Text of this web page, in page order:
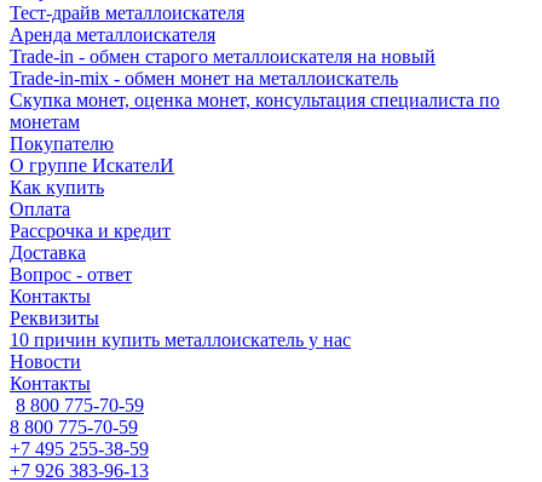
Тест-драйв металлоискателя
Аренда металлоискателя
Trade-in - обмен старого металлоискателя на новый
Trade-in-mix - обмен монет на металлоискатель
Скупка монет, оценка монет, консультация специалиста по
монетам
Покупателю
О группе ИскателИ
Как купить
Оплата
Рассрочка и кредит
Доставка
Вопрос - ответ
Контакты
Реквизиты
10 причин купить металлоискатель у нас
Новости
Контакты
8 800 775-70-59
8 800 775-70-59
+7 495 255-38-59
+7 926 383-96-13